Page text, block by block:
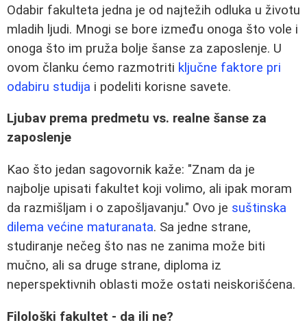
Odabir fakulteta jedna je od najtežih odluka u životu
mladih ljudi. Mnogi se bore između onoga što vole i
onoga što im pruža bolje šanse za zaposlenje. U
ovom članku ćemo razmotriti ključne faktore pri
odabiru studija i podeliti korisne savete.
Ljubav prema predmetu vs. realne šanse za
zaposlenje
Kao što jedan sagovornik kaže: "Znam da je
najbolje upisati fakultet koji volimo, ali ipak moram
da razmišljam i o zapošljavanju." Ovo je suštinska
dilema većine maturanata. Sa jedne strane,
studiranje nečeg što nas ne zanima može biti
mučno, ali sa druge strane, diploma iz
neperspektivnih oblasti može ostati neiskorišćena.
Filološki fakultet - da ili ne?